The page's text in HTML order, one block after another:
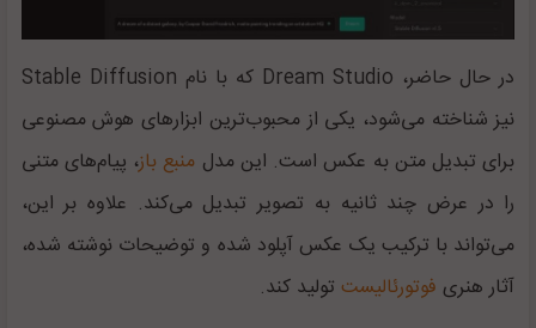
در حال حاضر، Dream Studio که با نام Stable Diffusion
نیز شناخته می‌شود، یکی از محبوب‌ترین ابزارهای هوش مصنوعی
برای تبدیل متن به عکس است. این مدل منبع باز، پیام‌های متنی
را در عرض چند ثانیه به تصویر تبدیل می‌کند. علاوه بر این،
می‌تواند با ترکیب یک عکس آپلود شده و توضیحات نوشته شده،
آثار هنری فوتورئالیستتولید کند.